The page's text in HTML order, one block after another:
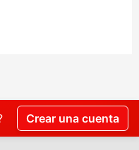
Crear una cuenta